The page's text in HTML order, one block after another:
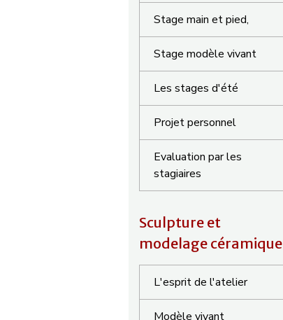
Stage main et pied,
Stage modèle vivant
Les stages d'été
Projet personnel
Evaluation par les
stagiaires
Sculpture et
modelage céramique
L'esprit de l'atelier
Modèle vivant